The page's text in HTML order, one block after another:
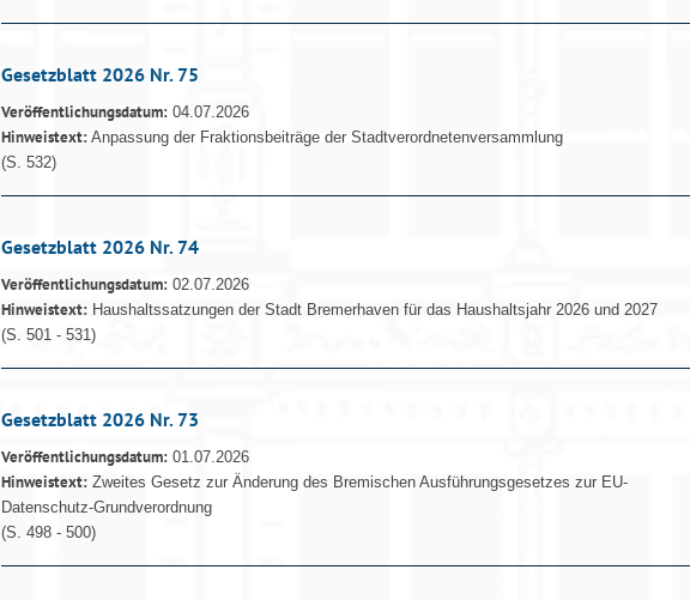
Gesetzblatt 2026 Nr. 75
Veröffentlichungsdatum: 04.07.2026
Hinweistext: Anpassung der Fraktionsbeiträge der Stadtverordnetenversammlung
(S. 532)
Gesetzblatt 2026 Nr. 74
Veröffentlichungsdatum: 02.07.2026
Hinweistext: Haushaltssatzungen der Stadt Bremerhaven für das Haushaltsjahr 2026 und 2027
(S. 501 - 531)
Gesetzblatt 2026 Nr. 73
Veröffentlichungsdatum: 01.07.2026
Hinweistext: Zweites Gesetz zur Änderung des Bremischen Ausführungsgesetzes zur EU-
Datenschutz-Grundverordnung
(S. 498 - 500)